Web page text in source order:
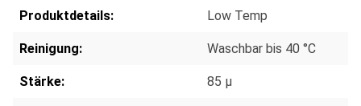
Produktdetails: Low Temp
Reinigung: Waschbar bis 40 °C
Stärke: 85 µ